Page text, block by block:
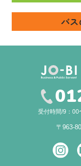
バス
受付時間/9：00
〒963-